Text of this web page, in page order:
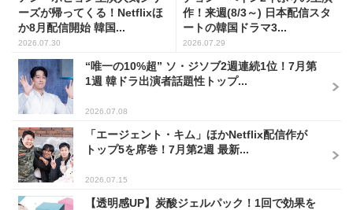
ーズが帰ってくる！Netflixほ
か8月配信開始 韓国...
2026.07.30
作！来週(8/3～) 日本配信スタ
ートの韓国ドラマ3...
2026.07.29
“唯一の10%超” ソ・ジソブ2週連続1位！7月第
1週 韓ドラ出演者話題性トップ...
2026.07.08
「エージェント・キム」ほかNetflix配信作が
トップ5を席巻！7月第2週 最新...
2026.07.15
【透明感UP】炭酸ジェルパック！1回で効果を